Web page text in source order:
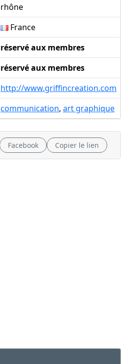
rhône
France
réservé aux membres
réservé aux membres
http://www.griffincreation.com
communication, art graphique
Facebook Copier le lien